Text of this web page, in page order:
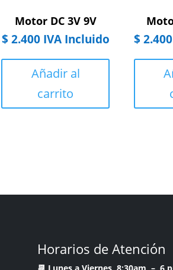
Motor DC 3V 9V
$2.400 IVA Incluido
Añadir al
carrito
$2.400
Horarios de Atención